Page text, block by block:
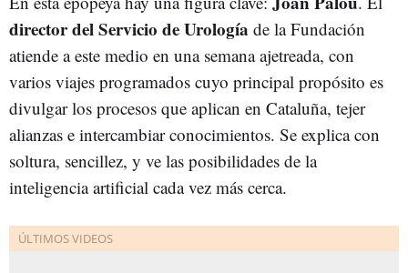
director del Servicio de Urología de la Fundación
atiende a este medio en una semana ajetreada, con
varios viajes programados cuyo principal propósito es
divulgar los procesos que aplican en Cataluña, tejer
alianzas e intercambiar conocimientos. Se explica con
soltura, sencillez, y ve las posibilidades de la
inteligencia artificial cada vez más cerca.